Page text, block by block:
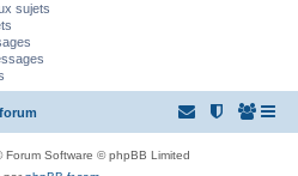
sujets
Forum Software © phpBB Limited